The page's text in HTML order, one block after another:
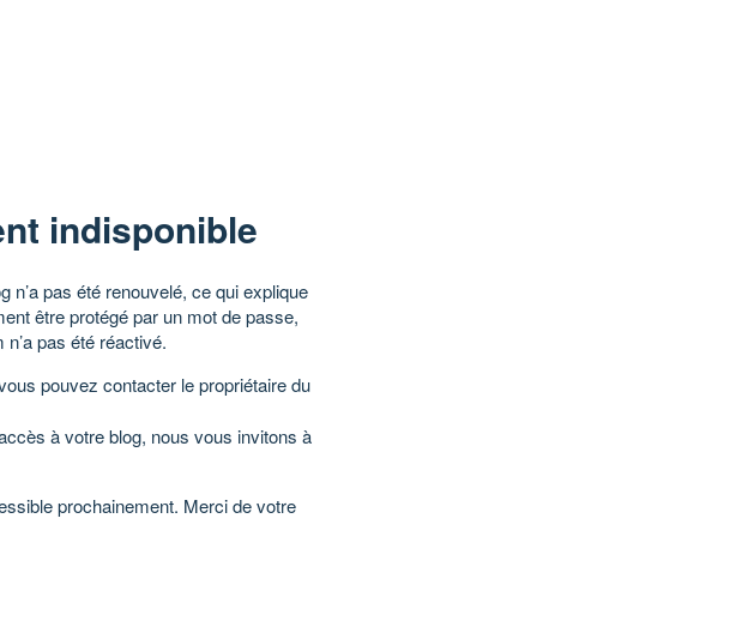
indisponible
n’a pas été renouvelé, ce qui explique
être protégé par un mot de passe,
pas été réactivé.
pouvez contacter le propriétaire du
à votre blog, nous vous invitons à
prochainement. Merci de votre